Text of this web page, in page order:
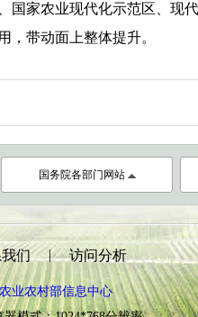
国家农业现代化示范区、现
，带动面上整体提升。
国务院各部门网站
们 | 访问分析
农业农村部信息中心